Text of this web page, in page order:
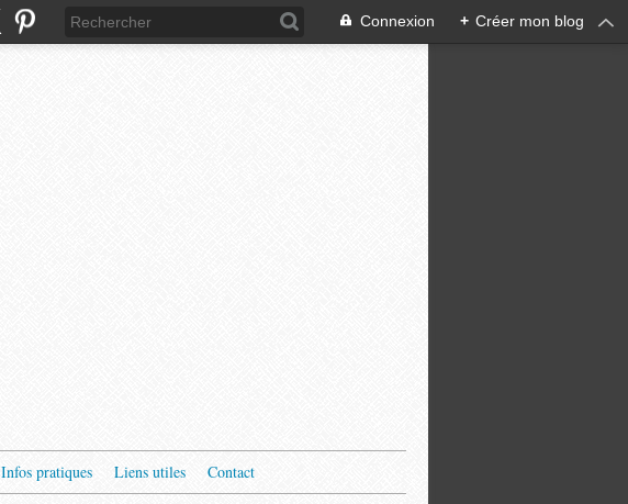
Connexion + Créer mon blog
Infos pratiques Liens utiles Contact